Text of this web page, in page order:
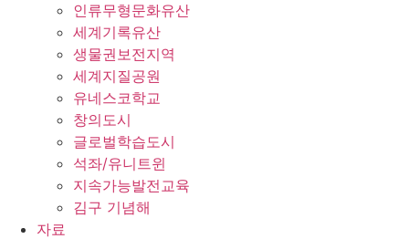
인류무형문화유산
세계기록유산
생물권보전지역
세계지질공원
유네스코학교
창의도시
글로벌학습도시
석좌/유니트윈
지속가능발전교육
김구 기념해
자료